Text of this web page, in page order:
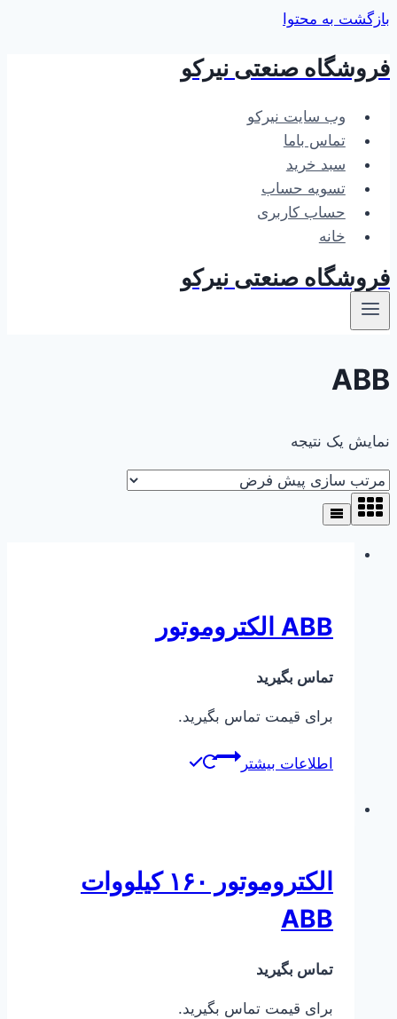
بازگشت به محتوا
فروشگاه صنعتی نیرکو
وب سایت نیرکو
تماس باما
سبد خرید
تسویه حساب
حساب کاربری
خانه
فروشگاه صنعتی نیرکو
ABB
نمایش یک نتیجه
ABB الکتروموتور
تماس بگیرید
برای قیمت تماس بگیرید.
اطلاعات بیشتر
الکتروموتور ۱۶۰ کیلووات
ABB
تماس بگیرید
برای قیمت تماس بگیرید.